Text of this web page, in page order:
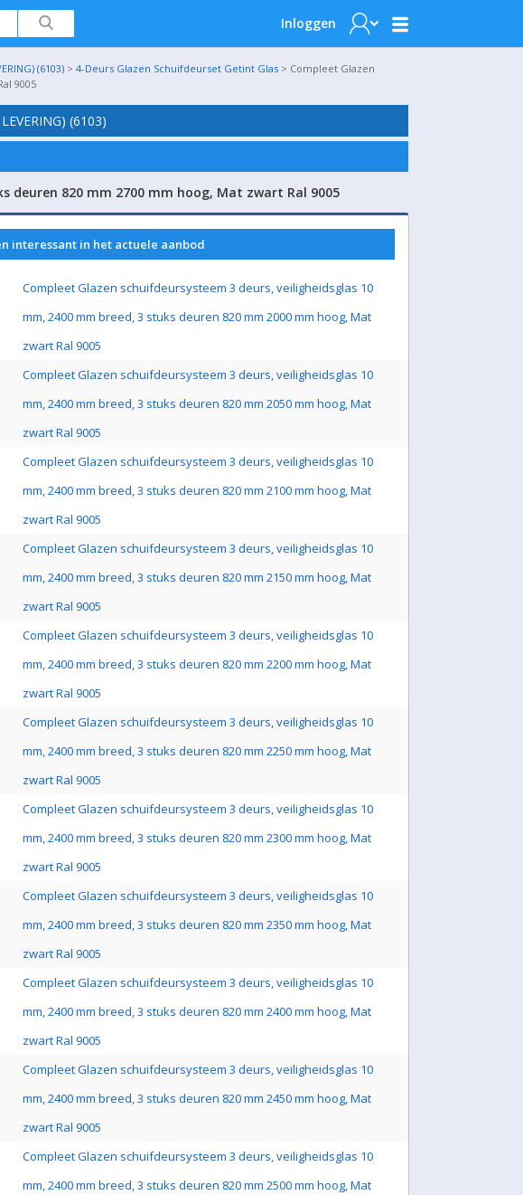
Inloggen
(6103) > 4-Deurs Glazen Schuifdeurset Getint Glas > Compleet Glazen
9005
(6103)
deuren 820 mm 2700 mm hoog, Mat zwart Ral 9005
interessant in het actuele aanbod
Compleet Glazen schuifdeursysteem 3 deurs, veiligheidsglas 10
mm, 2400 mm breed, 3 stuks deuren 820 mm 2000 mm hoog, Mat
zwart Ral 9005
Compleet Glazen schuifdeursysteem 3 deurs, veiligheidsglas 10
mm, 2400 mm breed, 3 stuks deuren 820 mm 2050 mm hoog, Mat
zwart Ral 9005
Compleet Glazen schuifdeursysteem 3 deurs, veiligheidsglas 10
mm, 2400 mm breed, 3 stuks deuren 820 mm 2100 mm hoog, Mat
zwart Ral 9005
Compleet Glazen schuifdeursysteem 3 deurs, veiligheidsglas 10
mm, 2400 mm breed, 3 stuks deuren 820 mm 2150 mm hoog, Mat
zwart Ral 9005
Compleet Glazen schuifdeursysteem 3 deurs, veiligheidsglas 10
mm, 2400 mm breed, 3 stuks deuren 820 mm 2200 mm hoog, Mat
zwart Ral 9005
Compleet Glazen schuifdeursysteem 3 deurs, veiligheidsglas 10
mm, 2400 mm breed, 3 stuks deuren 820 mm 2250 mm hoog, Mat
zwart Ral 9005
Compleet Glazen schuifdeursysteem 3 deurs, veiligheidsglas 10
mm, 2400 mm breed, 3 stuks deuren 820 mm 2300 mm hoog, Mat
zwart Ral 9005
Compleet Glazen schuifdeursysteem 3 deurs, veiligheidsglas 10
mm, 2400 mm breed, 3 stuks deuren 820 mm 2350 mm hoog, Mat
zwart Ral 9005
Compleet Glazen schuifdeursysteem 3 deurs, veiligheidsglas 10
mm, 2400 mm breed, 3 stuks deuren 820 mm 2400 mm hoog, Mat
zwart Ral 9005
Compleet Glazen schuifdeursysteem 3 deurs, veiligheidsglas 10
mm, 2400 mm breed, 3 stuks deuren 820 mm 2450 mm hoog, Mat
zwart Ral 9005
Compleet Glazen schuifdeursysteem 3 deurs, veiligheidsglas 10
mm, 2400 mm breed, 3 stuks deuren 820 mm 2500 mm hoog, Mat